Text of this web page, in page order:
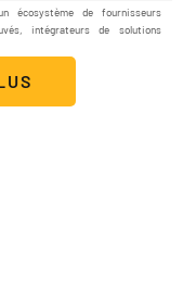
écosystème de fournisseurs
intégrateurs de solutions